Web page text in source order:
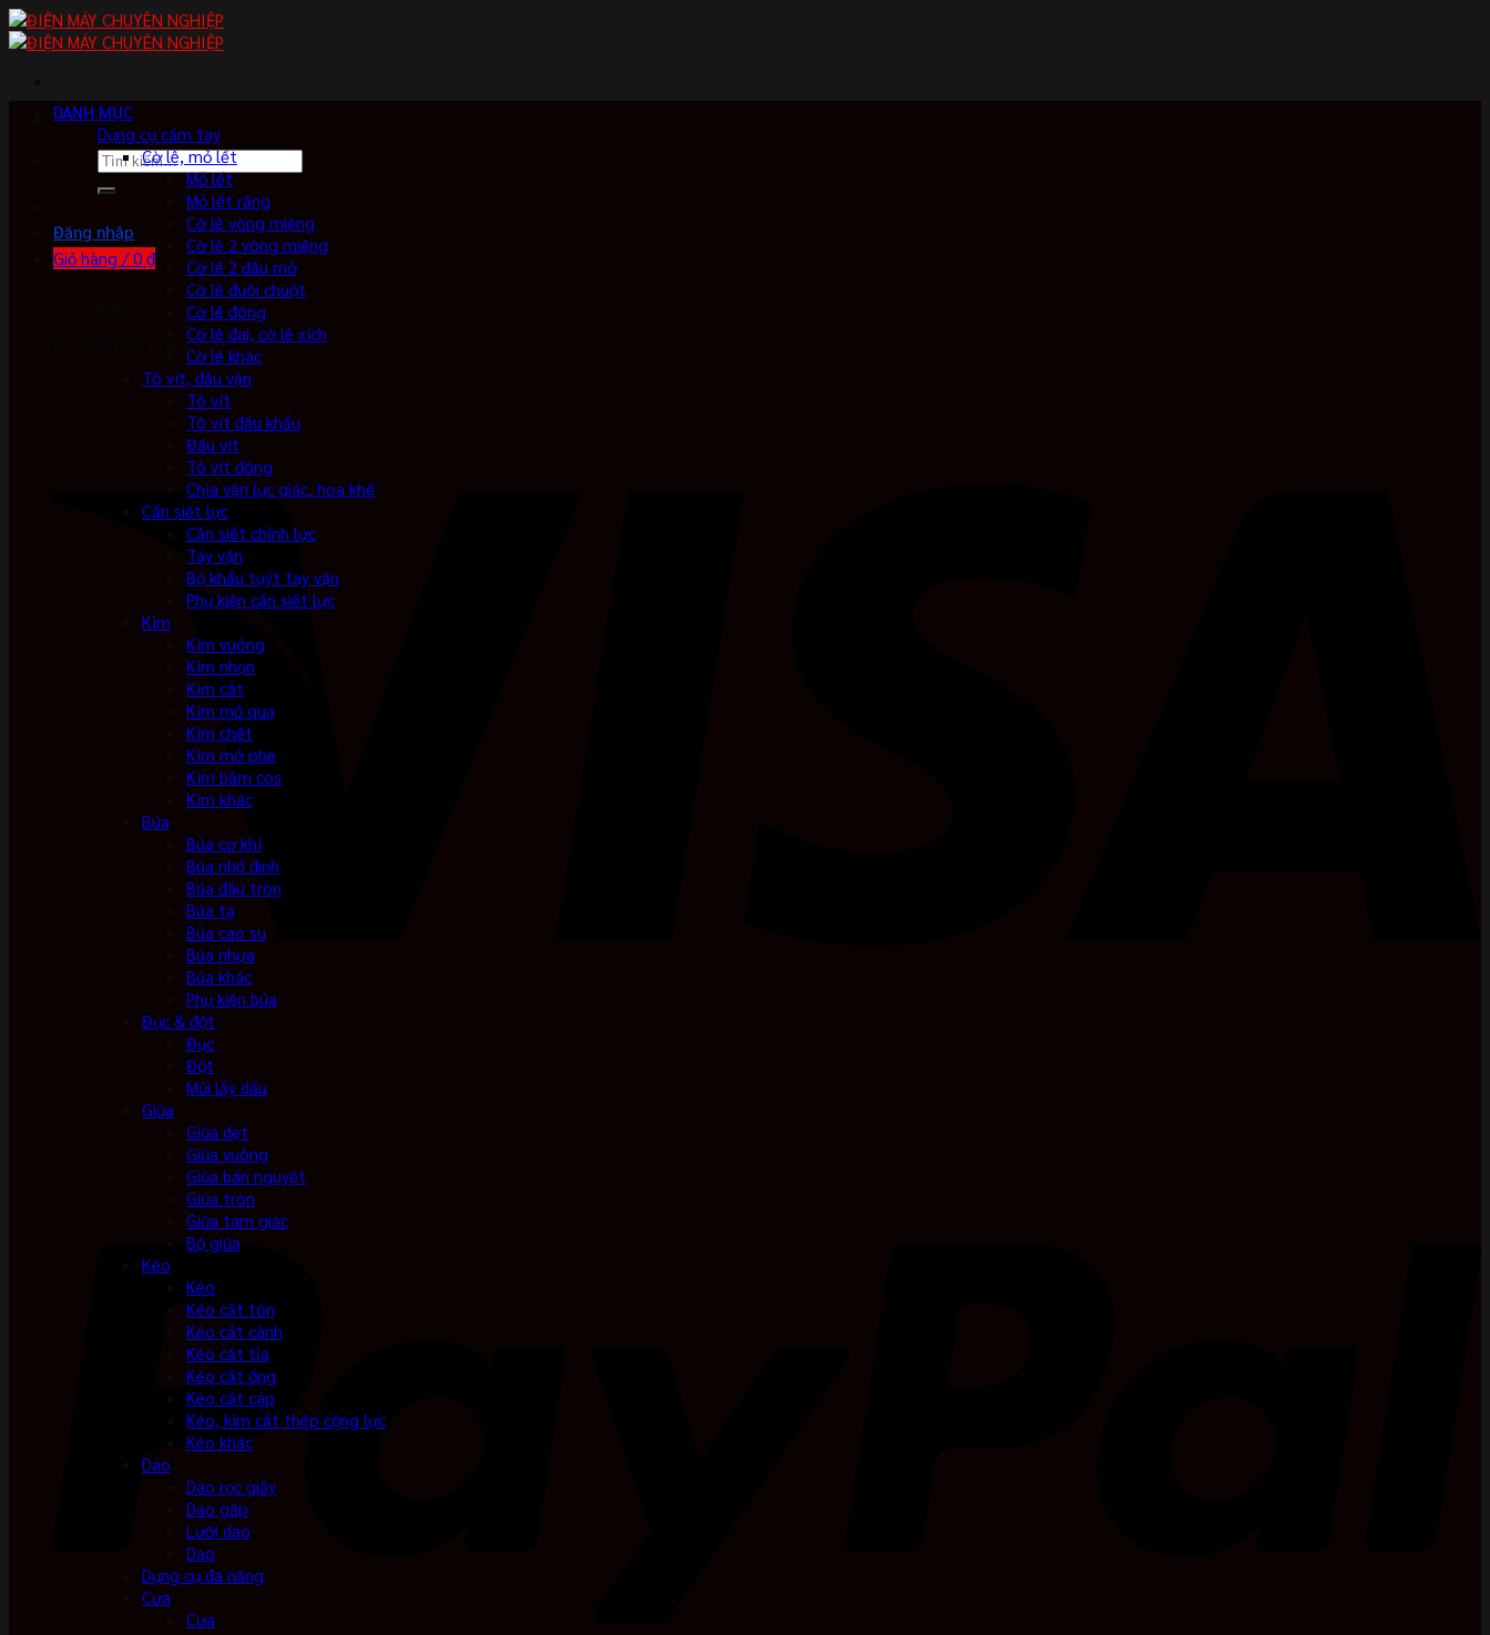
Skip
to
Tìm
kiếm:
Đăng nhập
Giỏ hàng /0 ₫
No products in the cart.
DANH MỤC
Dụng cụ cầm tay
Cờ lê, mỏ lết
Mỏ lết
Mỏ lết răng
Cờ lê vòng miệng
Cờ lê 2 vòng miệng
Cờ lê 2 đầu mở
Cờ lê đuôi chuột
Cờ lê đóng
Cờ lê đai, cờ lê xích
Cờ lê khác
Tô vít, đầu vặn
Tô vít
Tô vít đầu khẩu
Đầu vít
Tô vít đóng
Chìa vặn lục giác, hoa khế
Cần siết lực
Cần siết chỉnh lực
Tay vặn
Bộ khẩu tuýt tay vặn
Phụ kiện cần siết lực
Kìm
Kìm vuông
Kìm nhọn
Kìm cắt
Kìm mỏ quạ
Kìm chết
Kìm mở phe
Kìm bấm cos
Kìm khác
Búa
Búa cơ khí
Búa nhổ đinh
Búa đầu tròn
Búa tạ
Búa cao su
Búa nhựa
Búa khác
Phụ kiện búa
Đục & đột
Đục
Đột
Mũi lấy dấu
Giũa
Giũa dẹt
Giũa vuông
Giũa bán nguyệt
Giũa tròn
Giũa tam giác
Bộ giũa
Kéo
Kéo
Kéo cắt tôn
Kéo cắt cành
Kéo cắt tỉa
Kéo cắt ống
Kéo cắt cáp
Kéo, kìm cắt thép cộng lực
Kéo khác
Dao
Dao rọc giấy
Dao gấp
Lưỡi dao
Dao
Dụng cụ đa năng
Cưa
Cưa